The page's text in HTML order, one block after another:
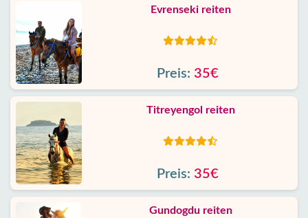
Evrenseki reiten
Preis: 35€
Titreyengol reiten
Preis: 35€
Gundogdu reiten